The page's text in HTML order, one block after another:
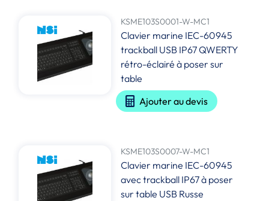
KSME103S0001-W-MC1
Clavier marine IEC-60945
trackball USB IP67 QWERTY
rétro-éclairé à poser sur
table
Ajouter au devis
KSME103S0007-W-MC1
Clavier marine IEC-60945
avec trackball IP67 à poser
sur table USB Russe